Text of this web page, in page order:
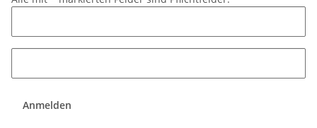
Anmelden